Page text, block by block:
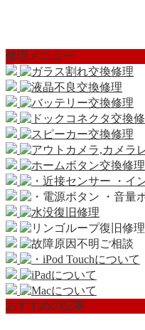
修理メニュー
おすすめの記事